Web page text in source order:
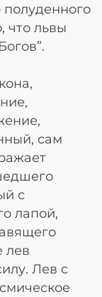
что львы
сам
с
лапой,
лев
Лев с